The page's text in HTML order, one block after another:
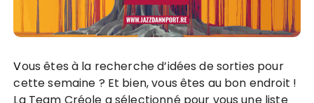
Vous êtes à la recherche d’idées de sorties pour
cette semaine ? Et bien, vous êtes au bon endroit !